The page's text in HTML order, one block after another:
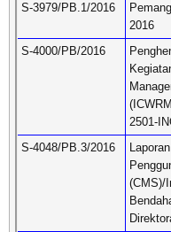
S-3979/PB.1/2016
2016
S-4000/PB/2016
2501-
S-4048/PB.3/2016
(CMS)/